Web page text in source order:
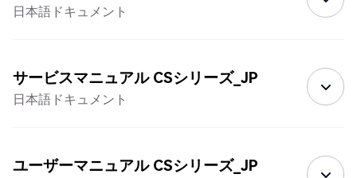
日本語ドキュメント
サービスマニュアル CSシリーズ_JP
日本語ドキュメント
ユーザーマニュアル CSシリーズ_JP